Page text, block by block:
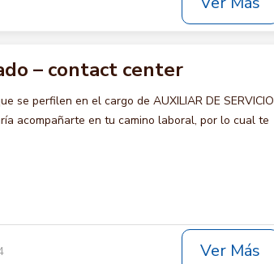
– contact center
se perfilen en el cargo de AUXILIAR DE SERVICIO
acompañarte en tu camino laboral, por lo cual te
Ver Más